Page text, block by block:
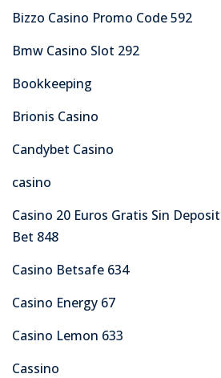
Bizzo Casino Promo Code 592
Bmw Casino Slot 292
Bookkeeping
Brionis Casino
Candybet Casino
casino
Casino 20 Euros Gratis Sin
Bet 848
Casino Betsafe 634
Casino Energy 67
Casino Lemon 633
Cassino